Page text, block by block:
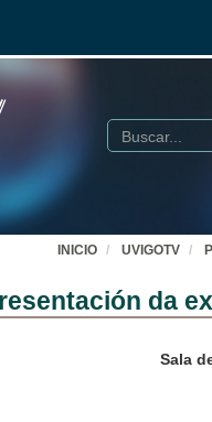
Buscar
INICIO UVIGOTV
da
Sala